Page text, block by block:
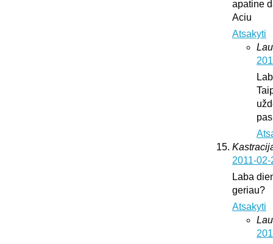
apatine
Aciu
Atsakyti
2011-
Laba
geriau?
Atsakyti